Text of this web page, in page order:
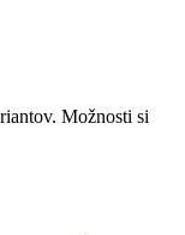
Možnosti si